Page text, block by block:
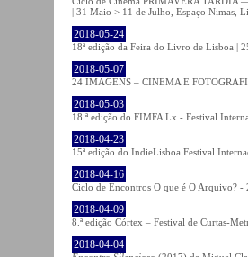
| 31 Maio > 11 de Julho, Espaço Nimas,
2018-05-24
18ª edição da Feira do Livro de Lisboa |
2018-05-07
24 IMAGENS – CINEMA E
2018-05-03
18.ª edição do FIMFA Lx - Festival
2018-04-23
15ª edição do IndieLisboa Festival
2018-04-16
Ciclo de Encontros O que é O Arquivo? -
2018-04-09
8.ª edição Córtex – Festival de Curtas-
2018-04-04